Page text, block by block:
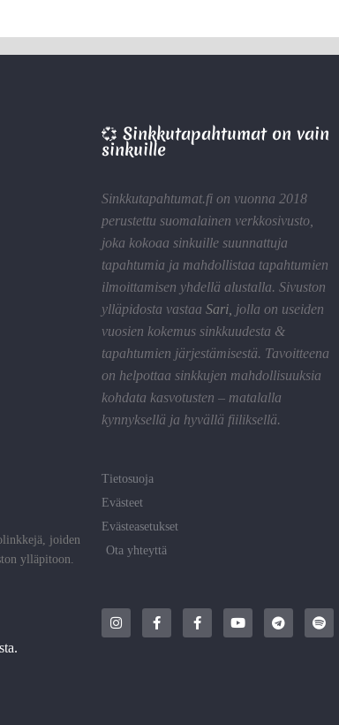
joiden
ylläpitoon.
💞 Sinkkutapahtumat on vain
sinkuille
Sinkkutapahtumat.fi on vuonna 2018
perustettu suomalainen verkkosivusto,
joka kokoaa sinkuille suunnattuja
tapahtumia ja mahdollistaa tapahtumien
ilmoittamisen yhdellä alustalla. Sivuston
ylläpidosta vastaa Sari, jolla on useiden
vuosien kokemus sinkkuudesta &
tapahtumien järjestämisestä. Tavoitteena
on helpottaa sinkkujen mahdollisuuksia
kohdata kasvotusten – matalalla
kynnyksellä ja hyvällä fiiliksellä.
Tietosuoja
Evästeet
Evästeasetukset
Ota yhteyttä